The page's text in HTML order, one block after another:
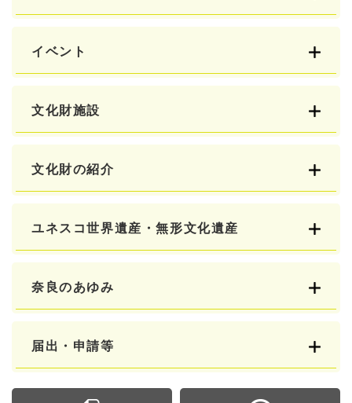
イベント
文化財施設
文化財の紹介
ユネスコ世界遺産・無形文化遺産
奈良のあゆみ
届出・申請等